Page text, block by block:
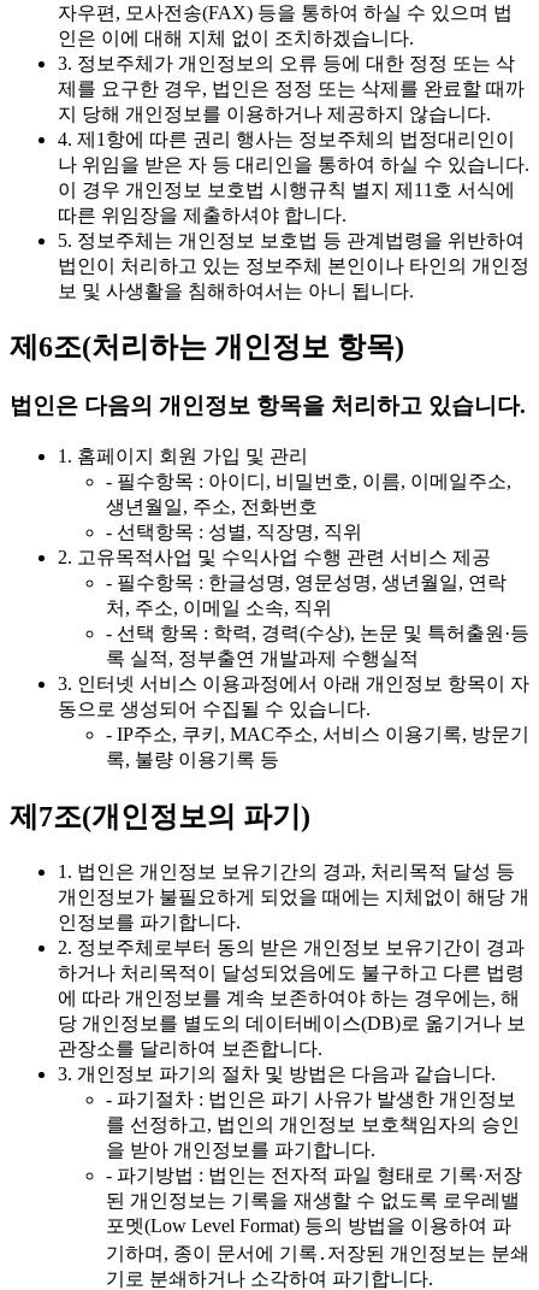
자우편, 모사전송(FAX) 등을 통하여 하실 수 있으며 법
인은 이에 대해 지체 없이 조치하겠습니다.
3. 정보주체가 개인정보의 오류 등에 대한 정정 또는 삭
제를 요구한 경우, 법인은 정정 또는 삭제를 완료할 때까
지 당해 개인정보를 이용하거나 제공하지 않습니다.
4. 제1항에 따른 권리 행사는 정보주체의 법정대리인이
나 위임을 받은 자 등 대리인을 통하여 하실 수 있습니다.
이 경우 개인정보 보호법 시행규칙 별지 제11호 서식에
따른 위임장을 제출하셔야 합니다.
5. 정보주체는 개인정보 보호법 등 관계법령을 위반하여
법인이 처리하고 있는 정보주체 본인이나 타인의 개인정
보 및 사생활을 침해하여서는 아니 됩니다.
제6조(처리하는 개인정보 항목)
법인은 다음의 개인정보 항목을 처리하고 있습니다.
1. 홈페이지 회원 가입 및 관리
- 필수항목 : 아이디, 비밀번호, 이름, 이메일주소,
생년월일, 주소, 전화번호
- 선택항목 : 성별, 직장명, 직위
2. 고유목적사업 및 수익사업 수행 관련 서비스 제공
- 필수항목 : 한글성명, 영문성명, 생년월일, 연락
처, 주소, 이메일 소속, 직위
- 선택 항목 : 학력, 경력(수상), 논문 및 특허출원·등
록 실적, 정부출연 개발과제 수행실적
3. 인터넷 서비스 이용과정에서 아래 개인정보 항목이 자
동으로 생성되어 수집될 수 있습니다.
- IP주소, 쿠키, MAC주소, 서비스 이용기록, 방문기
록, 불량 이용기록 등
제7조(개인정보의 파기)
1. 법인은 개인정보 보유기간의 경과, 처리목적 달성 등
개인정보가 불필요하게 되었을 때에는 지체없이 해당 개
인정보를 파기합니다.
2. 정보주체로부터 동의 받은 개인정보 보유기간이 경과
하거나 처리목적이 달성되었음에도 불구하고 다른 법령
에 따라 개인정보를 계속 보존하여야 하는 경우에는, 해
당 개인정보를 별도의 데이터베이스(DB)로 옮기거나 보
관장소를 달리하여 보존합니다.
3. 개인정보 파기의 절차 및 방법은 다음과 같습니다.
- 파기절차 : 법인은 파기 사유가 발생한 개인정보
를 선정하고, 법인의 개인정보 보호책임자의 승인
을 받아 개인정보를 파기합니다.
- 파기방법 : 법인는 전자적 파일 형태로 기록·저장
된 개인정보는 기록을 재생할 수 없도록 로우레밸
포멧(Low Level Format) 등의 방법을 이용하여 파
기하며, 종이 문서에 기록․저장된 개인정보는 분쇄
기로 분쇄하거나 소각하여 파기합니다.